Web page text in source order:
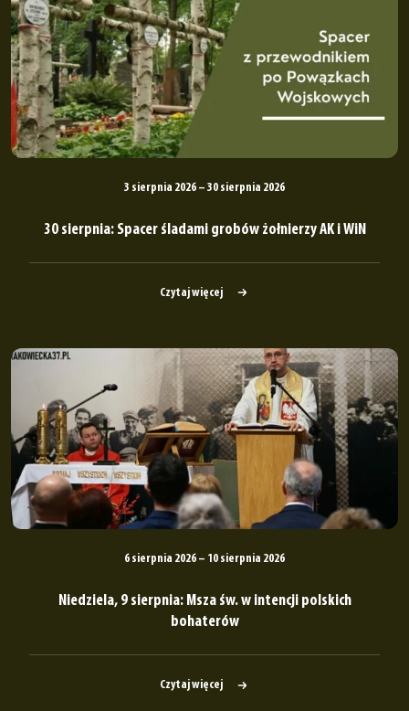
3 sierpnia 2026 – 30 sierpnia 2026
30 sierpnia: Spacer śladami grobów żołnierzy AK i WiN
Czytaj więcej
6 sierpnia 2026 – 10 sierpnia 2026
Niedziela, 9 sierpnia: Msza św. w intencji polskich
bohaterów
Czytaj więcej